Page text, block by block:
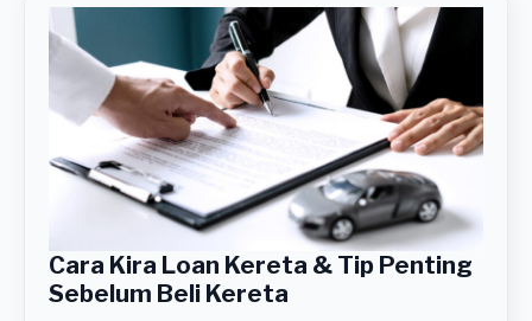
Cara Kira Loan Kereta & Tip Penting
Sebelum Beli Kereta